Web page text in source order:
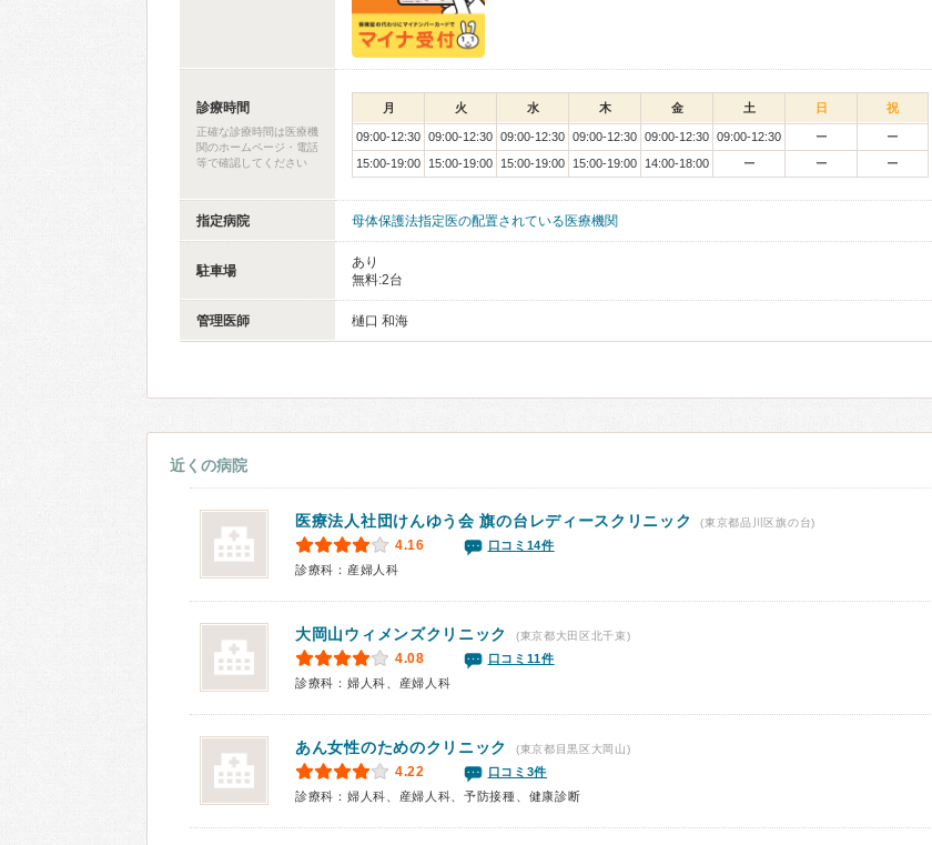
診療時間
正確な診療時間は医療機
関のホームページ・電話
等で確認してください
月 火 水 木 金 土 日 祝
09:00-12:30 09:00-12:30 09:00-12:30 09:00-12:30 09:00-12:30 09:00-12:30 ー
ー
15:00-19:00
15:00-19:00 15:00-19:00 15:00-19:00 14:00-18:00 ー ー ー
指定病院 母体保護法指定医の配置されている医療機関
駐車場
あり
無料:2台
管理医師 樋口 和海
近くの病院
医療法人社団けんゆう会旗の台レディースクリニック (東京都品川区旗の台)
4.16
口コミ14件
診療科：産婦人科
大岡山ウィメンズクリニック (東京都大田区北千束)
4.08
口コミ11件
診療科：婦人科、産婦人科
あん女性のためのクリニック (東京都目黒区大岡山)
4.22
口コミ3件
診療科：婦人科、産婦人科、予防接種、健康診断